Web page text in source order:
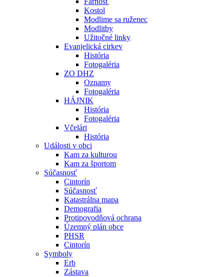
Kostol
Modlime sa ruženec
Modlitby
Užitočné linky
Evanjelická cirkev
História
Fotogaléria
ZO DHZ
Oznamy
Fotogaléria
HÁJNIK
História
Fotogaléria
Včelári
História
Události v obci
Kam za kulturou
Kam za športom
Súčasnosť
Cintorín
Súčasnosť
Katastrálna mapa
Demografia
Protipovodňová ochrana
Územný plán obce
PHSR
Cintorín
Symboly
Erb
Zástava